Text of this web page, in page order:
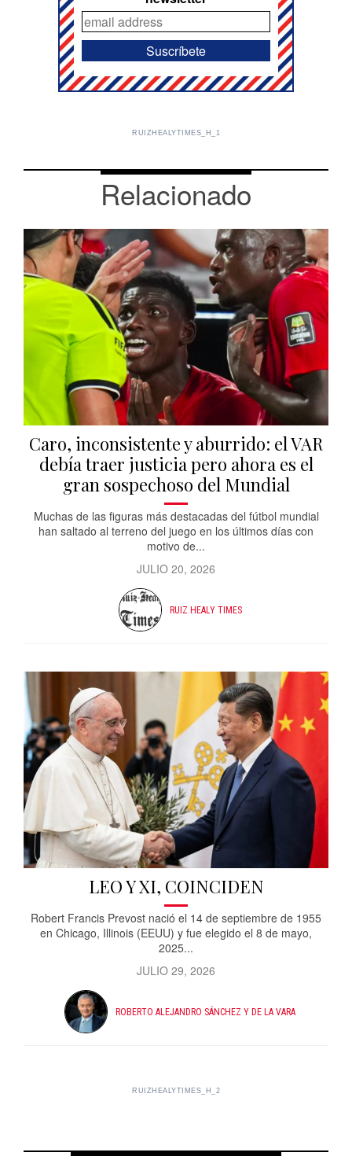
RUIZHEALYTIMES_H_1
Relacionado
Caro, inconsistente y aburrido: el VAR
debía traer justicia pero ahora es el
gran sospechoso del Mundial
Muchas de las figuras más destacadas del fútbol mundial
han saltado al terreno del juego en los últimos días con
motivo de...
JULIO 20, 2026
RUIZ HEALY TIMES
LEO Y XI, COINCIDEN
Robert Francis Prevost nació el 14 de septiembre de 1955
en Chicago, Illinois (EEUU) y fue elegido el 8 de mayo,
2025...
JULIO 29, 2026
ROBERTO ALEJANDRO SÁNCHEZ Y DE LA VARA
RUIZHEALYTIMES_H_2